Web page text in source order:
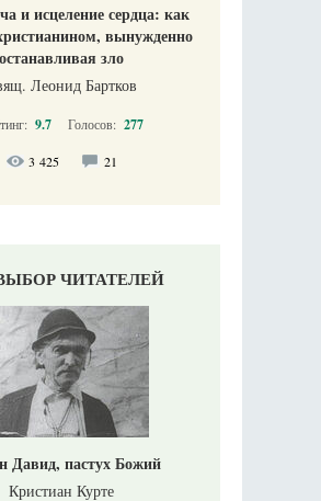
и исцеление сердца: как
вынужденно
останавливая зло
Леонид Бартков
9.7 Голосов: 277
3 425 21
ЧИТАТЕЛЕЙ
Давид, пастух Божий
Кристиан Курте